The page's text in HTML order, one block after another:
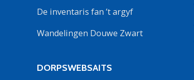
De inventaris fan ’t argyf
Wandelingen Douwe Zwart
DORPSWEBSAITS